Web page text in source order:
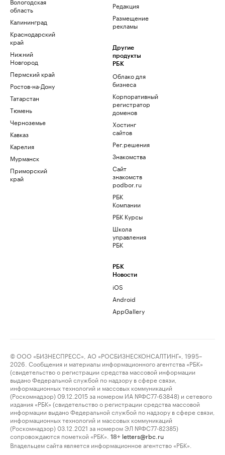
область
Калининград
Краснодарский
край
Нижний
Новгород
Пермский край
Ростов-на-Дону
Татарстан
Тюмень
Черноземье
Кавказ
Карелия
Мурманск
Приморский
край
Редакция
Размещение
рекламы
Другие
продукты
РБК
Облако для
бизнеса
Корпоративный
регистратор
доменов
Хостинг
сайтов
Рег.решения
Знакомства
Сайт
знакомств
podbor.ru
РБК
Компании
РБК Курсы
Школа
управления
РБК
РБК
Новости
iOS
Android
AppGallery
© ООО «БИЗНЕСПРЕСС», АО «РОСБИЗНЕСКОНСАЛТИНГ», 1995–
2026. Сообщения и материалы информационного агентства «РБК»
(свидетельство о регистрации средства массовой информации
выдано Федеральной службой по надзору в сфере связи,
информационных технологий и массовых коммуникаций
(Роскомнадзор) 09.12.2015 за номером ИА №ФС77-63848) и сетевого
издания «РБК» (свидетельство о регистрации средства массовой
информации выдано Федеральной службой по надзору в сфере связи,
информационных технологий и массовых коммуникаций
(Роскомнадзор) 03.12.2021 за номером ЭЛ №ФС77-82385)
сопровождаются пометкой «РБК».
18+ letters@rbc.ru
Владельцем сайта является информационное агентство «РБК».